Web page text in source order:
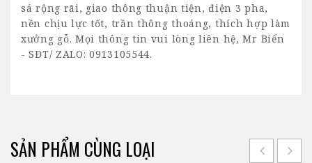
sá rộng rãi, giao thông thuận tiện, điện 3 pha,
nền chịu lực tốt, trần thông thoáng, thích hợp làm
xưởng gỗ. Mọi thông tin vui lòng liên hệ, Mr Biển
- SĐT/ ZALO: 0913105544.
SẢN PHẨM CÙNG LOẠI